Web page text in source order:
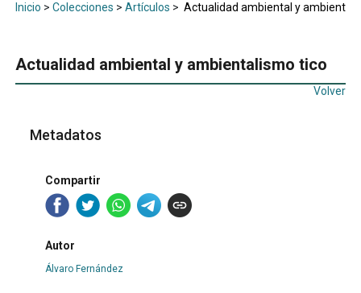
Inicio > Colecciones > Artículos > Actualidad ambiental y
Actualidad ambiental y ambientalismo tico
Volver
Metadatos
Compartir
Autor
Álvaro Fernández